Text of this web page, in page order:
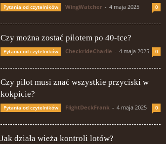
Pytania od czytelników WingWatcher - 4 maja 2025 0
Czy można zostać pilotem po 40-tce?
Pytania od czytelników CheckrideCharlie - 4 maja 2025 0
Czy pilot musi znać wszystkie przyciski w
kokpicie?
Pytania od czytelników FlightDeckFrank - 4 maja 2025 0
Jak działa wieża kontroli lotów?